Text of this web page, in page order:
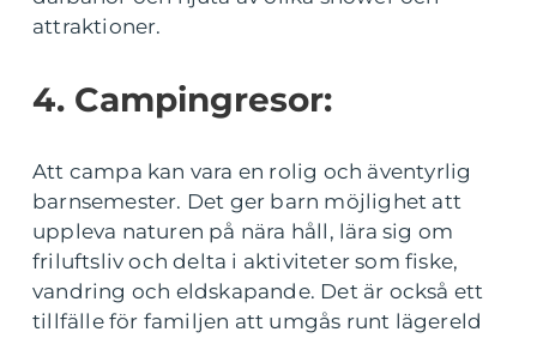
attraktioner.
4. Campingresor:
Att campa kan vara en rolig och äventyrlig
barnsemester. Det ger barn möjlighet att
uppleva naturen på nära håll, lära sig om
friluftsliv och delta i aktiviteter som fiske,
vandring och eldskapande. Det är också ett
tillfälle för familjen att umgås runt lägereld